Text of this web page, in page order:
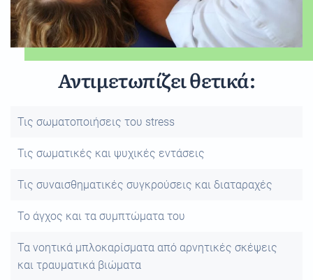
Αντιμετωπίζει θετικά:
Τις σωματοποιήσεις του stress
Τις σωματικές και ψυχικές εντάσεις
Τις συναισθηματικές συγκρούσεις και διαταραχές
Το άγχος και τα συμπτώματα του
Τα νοητικά μπλοκαρίσματα από αρνητικές σκέψεις
και τραυματικά βιώματα